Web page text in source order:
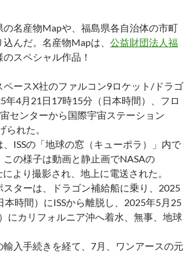
の名産物Mapや、福島県各自治体の市町
んだ。名産物Mapは、 公益財団法人福
のスペシャル作品！
ペースX社のファルコン9ロケット/ドラゴ
年4月21日17時15分（日本時間）、フロ
センターから国際宇宙ステーション
られた。
、ISSの「地球の窓（キューポラ）」内で
の様子は動画と静止画でNASAの
より撮影され、地上に電送された。
スターは、ドラゴン補給船に乗り、2025
時間）にISSから離脱し、2025年5月25
にカリフォルニア沖へ着水、無事、地球
輸入手続きを経て、7月、ワンアースの元